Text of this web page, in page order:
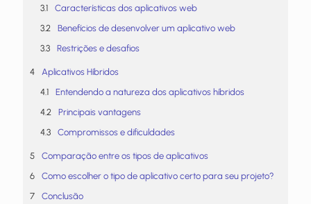
Características dos aplicativos web
Benefícios de desenvolver um aplicativo web
Restrições e desafios
Aplicativos Híbridos
Entendendo a natureza dos aplicativos híbridos
Principais vantagens
Compromissos e dificuldades
Comparação entre os tipos de aplicativos
Como escolher o tipo de aplicativo certo para seu projeto?
Conclusão